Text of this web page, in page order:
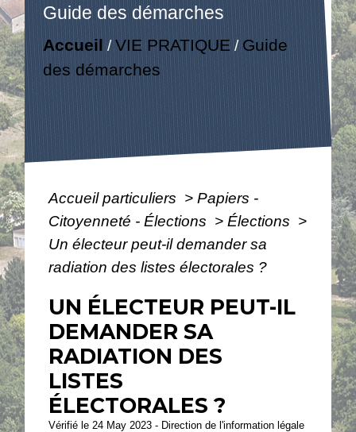
Guide des démarches
Accueil /VIE PRATIQUE / Guide
des démarches
Accueil particuliers > Papiers -
Citoyenneté - Élections > Élections >
Un électeur peut-il demander sa
radiation des listes électorales ?
UN ÉLECTEUR PEUT-IL
DEMANDER SA
RADIATION DES
LISTES
ÉLECTORALES ?
Vérifié le 24 May 2023 - Direction de l'information légale